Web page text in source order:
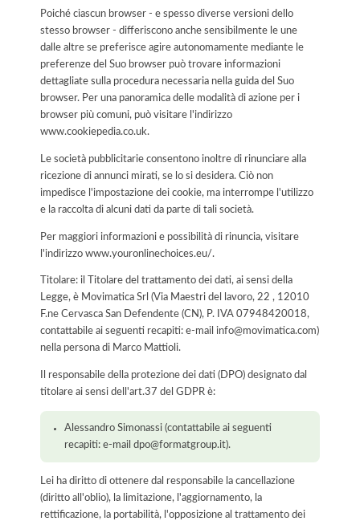
Poiché ciascun browser - e spesso diverse versioni dello
stesso browser - differiscono anche sensibilmente le une
dalle altre se preferisce agire autonomamente mediante le
preferenze del Suo browser può trovare informazioni
dettagliate sulla procedura necessaria nella guida del Suo
browser. Per una panoramica delle modalità di azione per i
browser più comuni, può visitare l'indirizzo
www.cookiepedia.co.uk.
Le società pubblicitarie consentono inoltre di rinunciare alla
ricezione di annunci mirati, se lo si desidera. Ciò non
impedisce l'impostazione dei cookie, ma interrompe l'utilizzo
e la raccolta di alcuni dati da parte di tali società.
Per maggiori informazioni e possibilità di rinuncia, visitare
l'indirizzo www.youronlinechoices.eu/.
Titolare: il Titolare del trattamento dei dati, ai sensi della
Legge, è Movimatica Srl (Via Maestri del lavoro, 22 , 12010
F.ne Cervasca San Defendente (CN), P. IVA 07948420018,
contattabile ai seguenti recapiti: e-mail info@movimatica.com)
nella persona di Marco Mattioli.
Il responsabile della protezione dei dati (DPO) designato dal
titolare ai sensi dell'art.37 del GDPR è:
Alessandro Simonassi (contattabile ai seguenti
recapiti: e-mail dpo@formatgroup.it).
Lei ha diritto di ottenere dal responsabile la cancellazione
(diritto all'oblio), la limitazione, l'aggiornamento, la
rettificazione, la portabilità, l'opposizione al trattamento dei